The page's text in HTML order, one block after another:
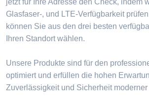
jetzt für Ihre Adresse den Check, indem
Glasfaser-, und LTE-Verfügbarkeit
können Sie aus den drei besten
Ihren Standort wählen.
Unsere Produkte sind für den
optimiert und erfüllen die hohen
Zuverlässigkeit und Sicherheit